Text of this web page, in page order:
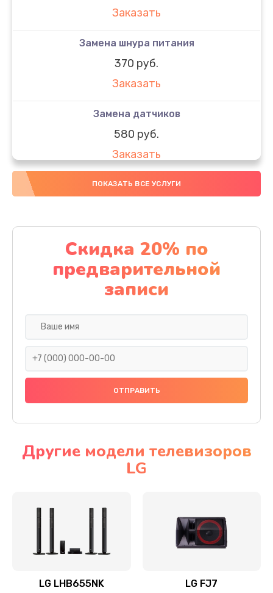
Заказать
Замена шнура питания
370 руб.
Заказать
Замена датчиков
580 руб.
Заказать
Комплексная чистка
Заказать
Замена дисплея (экрана)
2000 руб.
Заказать
Ремонт платы электроники
Прошивка
Ремонт механики привода
Ремонт / замена кнопок, клавиш, индикаторов,
ПОКАЗАТЬ ВСЕ УСЛУГИ
Скидка 20% по
предварительной
записи
Другие модели телевизоров
LG
LG LHB655NK LG FJ7